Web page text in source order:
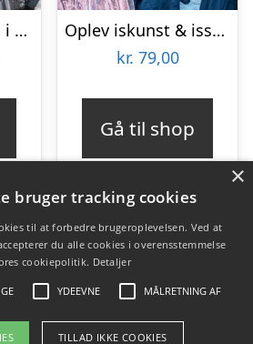
Puch Maxi Ø-hop i Limfjorden med Maxitours
Oplev iskunst & isskulpturer
kr. 79,00
Gå til shop
×
bruger tracking cookies
til at forbedre brugeroplevelsen. Ved at
du alle cookies i overensstemmelse
cookiepolitik. Detaljer
YDEEVNE MÅLRETNING AF
TILLAD IKKE COOKIES